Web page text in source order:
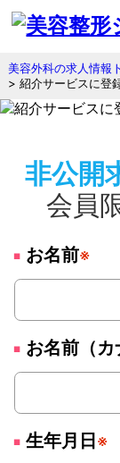
美容外科の求人情報
> 紹介サービスに登
非公開
会員
お名前※
お名前（カ
生年月日 ※